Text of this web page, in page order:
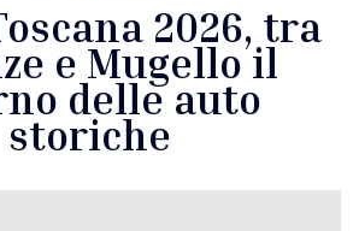
2026, tra
e Mugello il
delle auto
storiche